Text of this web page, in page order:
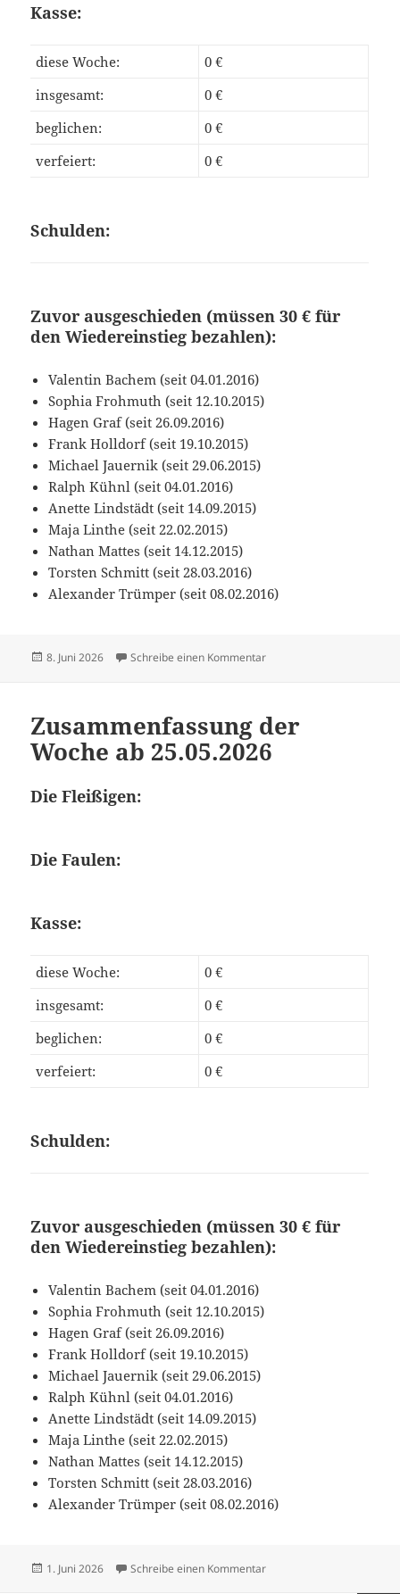
Kasse:
diese Woche:
0 €
insgesamt:
0 €
beglichen:
0 €
verfeiert:
0 €
Schulden:
Zuvor ausgeschieden (müssen 30 € für
den Wiedereinstieg bezahlen):
Valentin Bachem (seit 04.01.2016)
Sophia Frohmuth (seit 12.10.2015)
Hagen Graf (seit 26.09.2016)
Frank Holldorf (seit 19.10.2015)
Michael Jauernik (seit 29.06.2015)
Ralph Kühnl (seit 04.01.2016)
Anette Lindstädt (seit 14.09.2015)
Maja Linthe (seit 22.02.2015)
Nathan Mattes (seit 14.12.2015)
Torsten Schmitt (seit 28.03.2016)
Alexander Trümper (seit 08.02.2016)
Veröffentlicht
8. Juni 2026 Schreibe einen Kommentarzu Zusammenfassung der
Zusammenfassung der
Woche ab 25.05.2026
Die Fleißigen:
Die Faulen:
Kasse:
diese Woche:
0 €
insgesamt:
0 €
beglichen:
0 €
verfeiert:
0 €
Schulden:
Zuvor ausgeschieden (müssen 30 € für
den Wiedereinstieg bezahlen):
Valentin Bachem (seit 04.01.2016)
Sophia Frohmuth (seit 12.10.2015)
Hagen Graf (seit 26.09.2016)
Frank Holldorf (seit 19.10.2015)
Michael Jauernik (seit 29.06.2015)
Ralph Kühnl (seit 04.01.2016)
Anette Lindstädt (seit 14.09.2015)
Maja Linthe (seit 22.02.2015)
Nathan Mattes (seit 14.12.2015)
Torsten Schmitt (seit 28.03.2016)
Alexander Trümper (seit 08.02.2016)
Veröffentlicht
1. Juni 2026 Schreibe einen Kommentarzu Zusammenfassung der